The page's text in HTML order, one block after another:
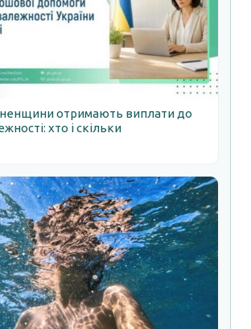
отримають виплати до
хто і скільки